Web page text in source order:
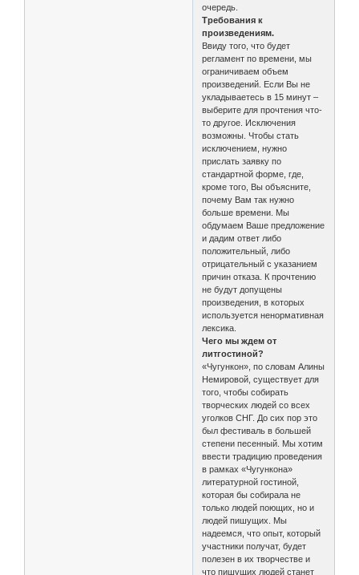
очередь.
Требования к
произведениям.
Ввиду того, что будет
регламент по времени, мы
ограничиваем объем
произведений. Если Вы не
укладываетесь в 15 минут –
выберите для прочтения что-
то другое. Исключения
возможны. Чтобы стать
исключением, нужно
прислать заявку по
стандартной форме, где,
кроме того, Вы объясните,
почему Вам так нужно
больше времени. Мы
обдумаем Ваше предложение
и дадим ответ либо
положительный, либо
отрицательный с указанием
причин отказа. К прочтению
не будут допущены
произведения, в которых
используется ненормативная
лексика.
Чего мы ждем от
литгостиной?
«Чугункон», по словам Алины
Немировой, существует для
того, чтобы собирать
творческих людей со всех
уголков СНГ. До сих пор это
был фестиваль в большей
степени песенный. Мы хотим
ввести традицию проведения
в рамках «Чугункона»
литературной гостиной,
которая бы собирала не
только людей поющих, но и
людей пишущих. Мы
надеемся, что опыт, который
участники получат, будет
полезен в их творчестве и
что пишущих людей станет